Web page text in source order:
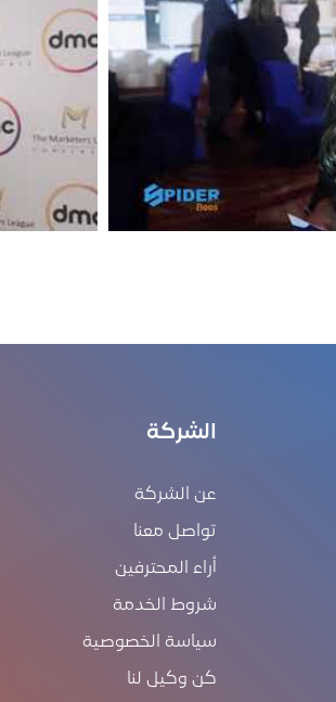
الشركة
عن الشركة
تواصل معنا
أراء المحترفين
شروط الخدمة
سياسة الخصوصية
كن وكيل لنا